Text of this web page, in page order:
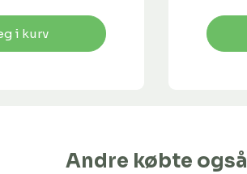
i kurv
Andre købte også